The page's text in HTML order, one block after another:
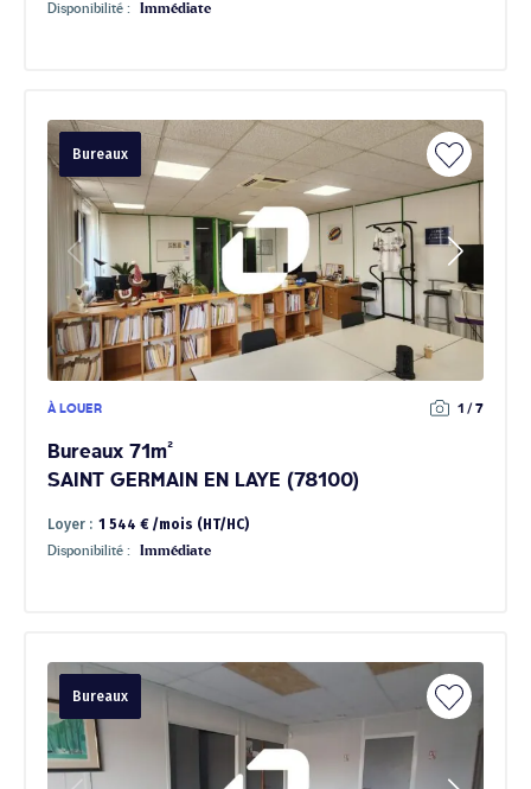
Disponibilité : Immédiate
Bureaux
À LOUER 1 / 7
Bureaux 71m²
SAINT GERMAIN EN LAYE (78100)
Loyer : 1 544 € /mois (HT/HC)
Disponibilité : Immédiate
Bureaux